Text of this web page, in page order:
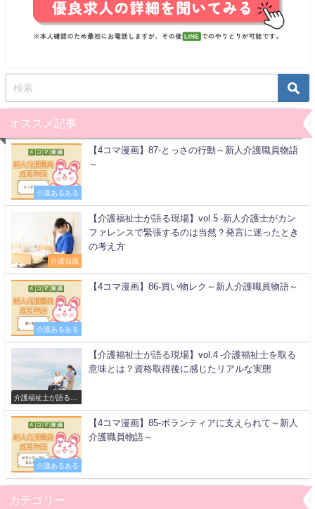
オススメ記事
介護あるある
【4コマ漫画】87-とっさの行動～新人介護職員物語
～
介護知識
【介護福祉士が語る現場】vol.5 -新人介護士がカン
ファレンスで緊張するのは当然？発言に迷ったとき
の考え方
介護あるある
【4コマ漫画】86-買い物レク～新人介護職員物語～
介護福祉士が語る現
場
【介護福祉士が語る現場】vol.4 -介護福祉士を取る
意味とは？資格取得後に感じたリアルな実態
介護あるある
【4コマ漫画】85-ボランティアに支えられて～新人
介護職員物語～
カテゴリー